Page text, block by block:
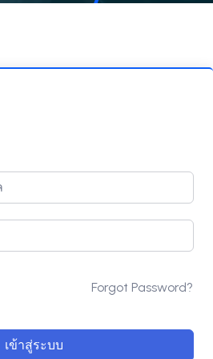
Forgot Password?
เข้าสู่ระบบ